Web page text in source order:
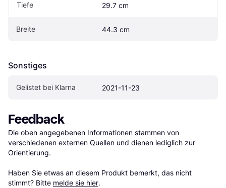
Tiefe 29.7 cm
Breite 44.3 cm
Sonstiges
Gelistet bei Klarna 2021-11-23
Feedback
Die oben angegebenen Informationen stammen von
verschiedenen externen Quellen und dienen lediglich zur
Orientierung.
Haben Sie etwas an diesem Produkt bemerkt, das nicht
stimmt? Bitte melde sie hier.